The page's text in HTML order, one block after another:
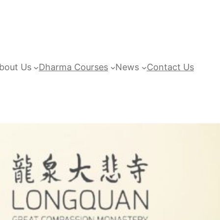
Us Dharma Courses News Contact Us
Precepts
Longquan